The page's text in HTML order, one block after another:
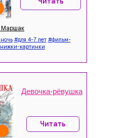
Маршак
#для 4-7 лет #фильм-
картинки
Девочка-рёвушка
Читать